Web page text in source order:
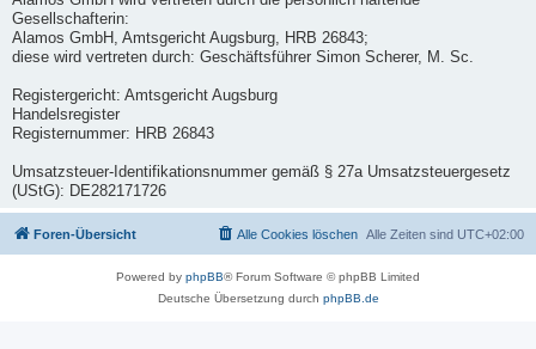
Gesellschafterin:
Alamos GmbH, Amtsgericht Augsburg, HRB 26843;
diese wird vertreten durch: Geschäftsführer Simon Scherer, M. Sc.
Registergericht: Amtsgericht Augsburg
Handelsregister
Registernummer: HRB 26843
Umsatzsteuer-Identifikationsnummer gemäß § 27a Umsatzsteuergesetz
(UStG): DE282171726
Foren-Übersicht Alle Zeiten sind UTC+02:00
Alle Cookies löschen
Powered by phpBB® Forum Software © phpBB Limited
Deutsche Übersetzung durch phpBB.de